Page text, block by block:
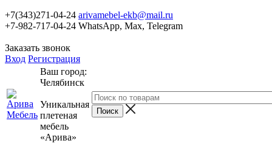
+7(343)271-04-24 arivamebel-ekb@mail.ru
+7-982-717-04-24 WhatsApp, Max, Telegram
Заказать звонок
Вход Регистрация
Ваш город:
Челябинск
Уникальная
плетеная
мебель
«Арива»